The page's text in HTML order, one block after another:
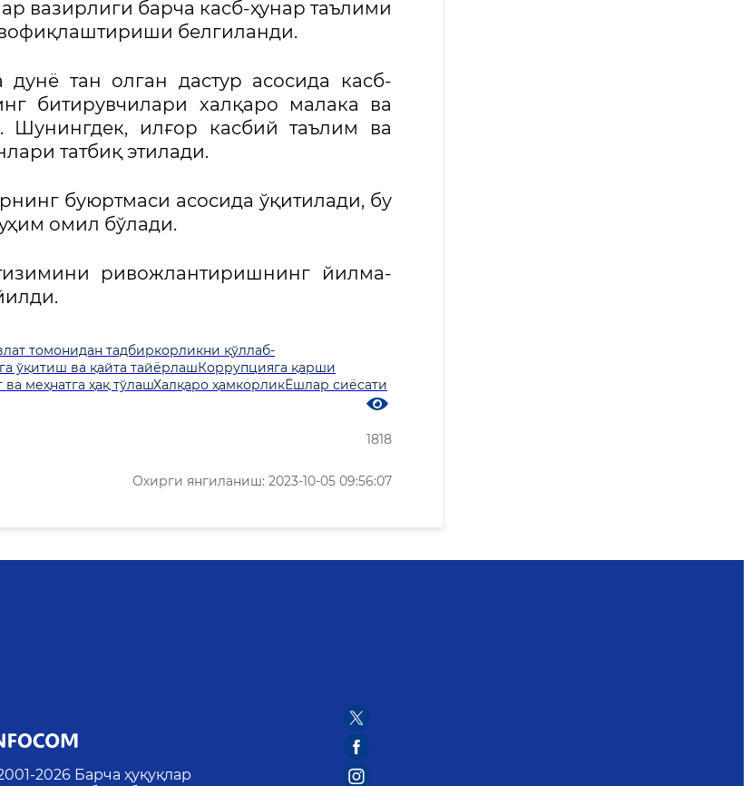
вазирлиги барча касб-ҳунар таълими
белгиланди.
тан олган дастур асосида касб-
битирувчилари халқаро малака ва
Шунингдек, илғор касбий таълим ва
татбиқ этилади.
буюртмаси асосида ўқитилади, бу
омил бўлади.
ривожлантиришнинг йилма-
томонидан тадбиркорликни қўллаб-
ўқитиш ва қайта тайёрлашКоррупцияга қарши
ва меҳнатга ҳақ тўлашХалқаро ҳамкорликЁшлар сиёсати
1818
Охирги янгиланиш: 2023-10-05 09:56:07
2026 Барча ҳуқуқлар